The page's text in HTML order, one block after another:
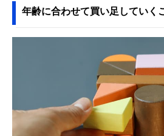
年齢に合わせて買い足していく